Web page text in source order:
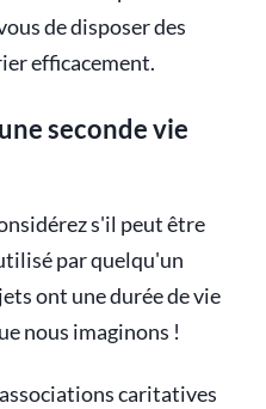
de disposer des
efficacement.
seconde vie
s'il peut être
par quelqu'un
ont une durée de vie
nous imaginons !
caritatives